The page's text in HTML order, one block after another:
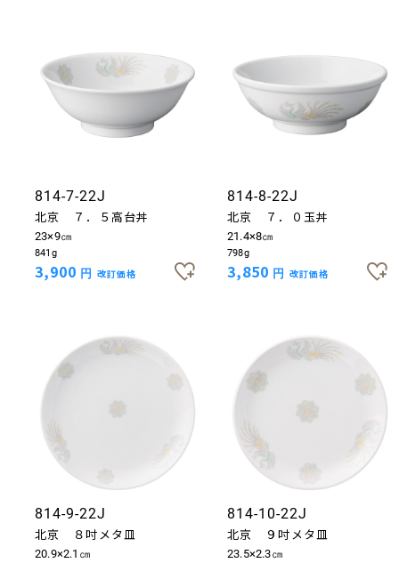
814-7-22J
北京 ７．５高台丼
23×9㎝
841g
3,900 円 改訂価格
814-8-22J
北京 ７．０玉丼
21.4×8㎝
798g
3,850 円 改訂価格
814-9-22J
北京 ８吋メタ皿
20.9×2.1㎝
814-10-22J
北京 ９吋メタ皿
23.5×2.3㎝